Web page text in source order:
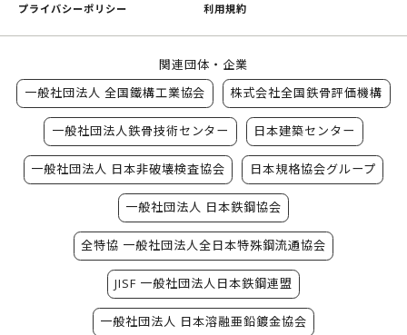
プライバシーポリシー 利用規約
関連団体・企業
一般社団法人 全国鐵構工業協会
株式会社全国鉄骨評価機構
一般社団法人鉄骨技術センター 日本建築センター
一般社団法人 日本非破壊検査協会 日本規格協会グループ
一般社団法人 日本鉄鋼協会
全特協 一般社団法人全日本特殊鋼流通協会
JISF 一般社団法人日本鉄鋼連盟
一般社団法人 日本溶融亜鉛鍍金協会